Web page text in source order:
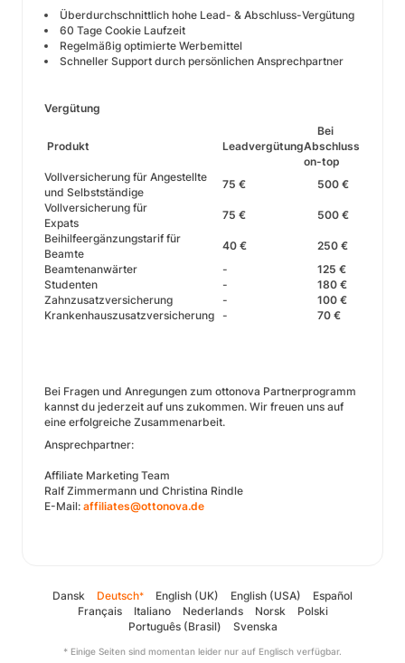
Überdurchschnittlich hohe Lead- & Abschluss-Vergütung
60 Tage Cookie Laufzeit
Regelmäßig optimierte Werbemittel
Schneller Support durch persönlichen Ansprechpartner
Vergütung
Produkt Leadvergütung
Bei
Abschluss
on-top
Vollversicherung für Angestellte
und Selbstständige
75 €
500 €
Vollversicherung für
Expats
75 €
500 €
Beihilfeergänzungstarif für
Beamte
40 €
250 €
Beamtenanwärter
-
125 €
Studenten
-
180 €
Zahnzusatzversicherung
-
100 €
Krankenhauszusatzversicherung - 70 €
Bei Fragen und Anregungen zum ottonova Partnerprogramm
kannst du jederzeit auf uns zukommen. Wir freuen uns auf
eine erfolgreiche Zusammenarbeit.
Ansprechpartner:
Affiliate Marketing Team
Ralf Zimmermann und Christina Rindle
E-Mail: affiliates@ottonova.de
Dansk Deutsch* English (UK) English (USA)
Español
Français
Italiano Nederlands Norsk
Polski
Português (Brasil)
Svenska
* Einige Seiten sind momentan leider nur auf Englisch verfügbar.